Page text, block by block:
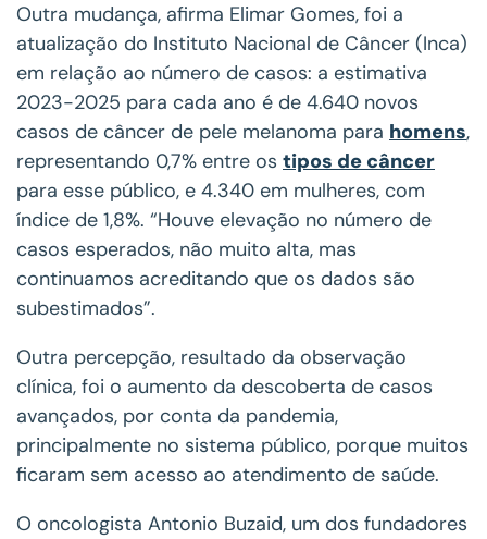
Outra mudança, afirma Elimar Gomes, foi a
atualização do Instituto Nacional de Câncer (Inca)
em relação ao número de casos: a estimativa
2023-2025 para cada ano é de 4.640 novos
casos de câncer de pele melanoma para homens,
representando 0,7% entre os tipos de câncer
para esse público, e 4.340 em mulheres, com
índice de 1,8%. “Houve elevação no número de
casos esperados, não muito alta, mas
continuamos acreditando que os dados são
subestimados”.
Outra percepção, resultado da observação
clínica, foi o aumento da descoberta de casos
avançados, por conta da pandemia,
principalmente no sistema público, porque muitos
ficaram sem acesso ao atendimento de saúde.
O oncologista Antonio Buzaid, um dos fundadores